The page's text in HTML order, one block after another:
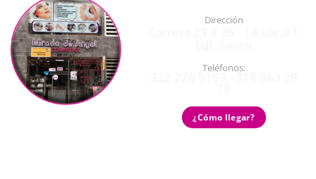
Dirección
Teléfonos:
¿Cómo llegar?